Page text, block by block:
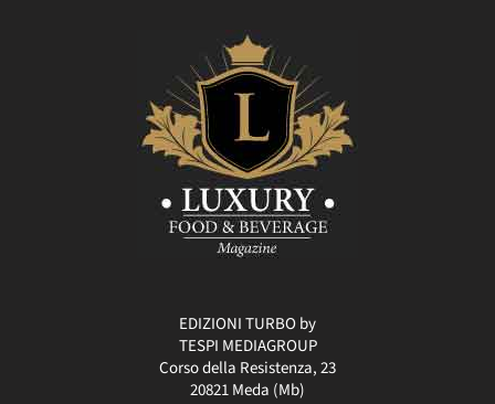
EDIZIONI TURBO by
TESPI MEDIAGROUP
Corso della Resistenza, 23
20821 Meda (Mb)